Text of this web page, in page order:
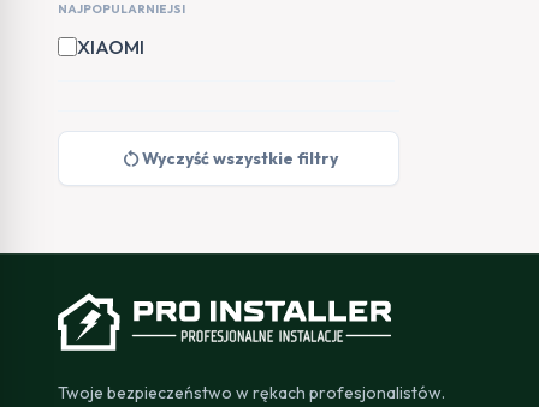
NAJPOPULARNIEJSI
XIAOMI
restart_altWyczyść wszystkie filtry
Twoje bezpieczeństwo w rękach profesjonalistów.